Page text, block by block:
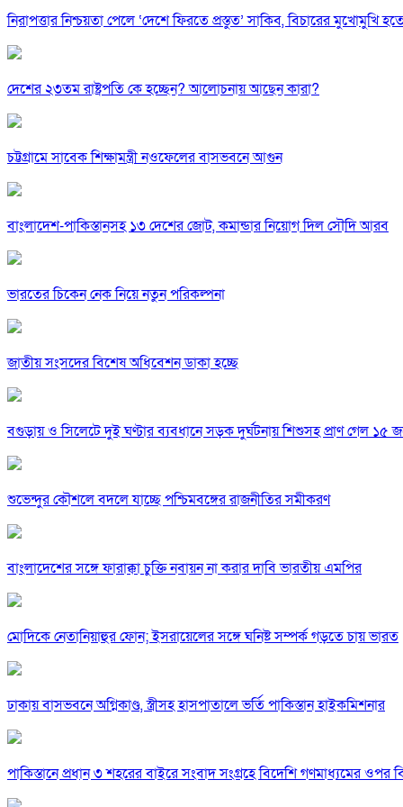
নিরাপত্তার নিশ্চয়তা পেলে ‘দেশে ফিরতে প্রস্তুত’ সাকিব, বিচারের মুখোমুখি
দেশের ২৩তম রাষ্ট্রপতি কে হচ্ছেন? আলোচনায় আছেন কারা?
চট্টগ্রামে সাবেক শিক্ষামন্ত্রী নওফেলের বাসভবনে আগুন
বাংলাদেশ-পাকিস্তানসহ ১৩ দেশের জোট, কমান্ডার নিয়োগ দিল সৌদি আরব
ভারতের চিকেন নেক নিয়ে নতুন পরিকল্পনা
জাতীয় সংসদের বিশেষ অধিবেশন ডাকা হচ্ছে
বগুড়ায় ও সিলেটে দুই ঘণ্টার ব্যবধানে সড়ক দুর্ঘটনায় শিশুসহ প্রাণ গেল ১৫
শুভেন্দুর কৌশলে বদলে যাচ্ছে পশ্চিমবঙ্গের রাজনীতির সমীকরণ
বাংলাদেশের সঙ্গে ফারাক্কা চুক্তি নবায়ন না করার দাবি ভারতীয় এমপির
মোদিকে নেতানিয়াহুর ফোন; ইসরায়েলের সঙ্গে ঘনিষ্ট সম্পর্ক গড়তে চায় ভারত
ঢাকায় বাসভবনে অগ্নিকাণ্ড, স্ত্রীসহ হাসপাতালে ভর্তি পাকিস্তান হাইকমিশনার
পাকিস্তানে প্রধান ৩ শহরের বাইরে সংবাদ সংগ্রহে বিদেশি গণমাধ্যমের ওপর